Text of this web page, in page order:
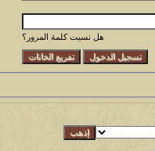
هل نسيت كلمة المرور؟